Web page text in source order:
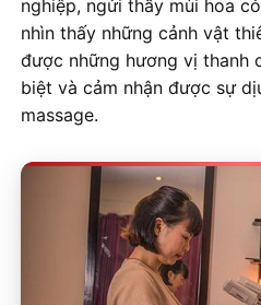
nghiệp, ngửi thấy mùi hoa
nhìn thấy những cảnh vật
được những hương vị thanh
biệt và cảm nhận được sự
massage.